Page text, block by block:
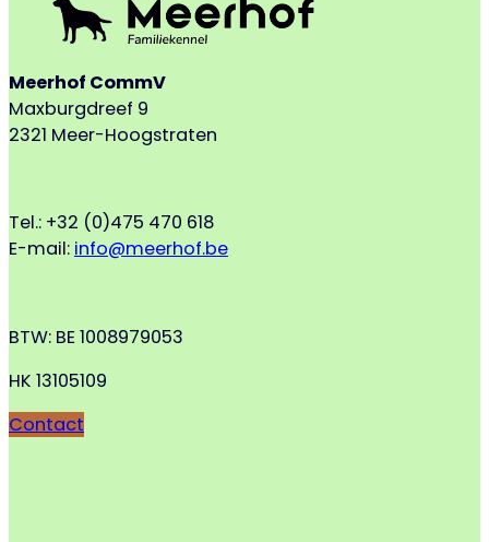
Meerhof CommV
Maxburgdreef 9
2321 Meer-Hoogstraten
Tel.: +32 (0)475 470 618
E-mail: info@meerhof.be
BTW: BE 1008979053
HK 13105109
Contact